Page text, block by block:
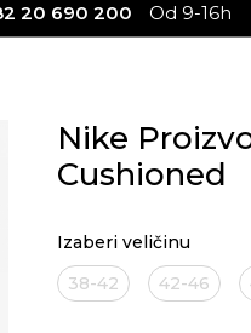
20 690 200 Od 9-16h
Nike
Cushioned
Izaberi veličinu
38-42
42-46